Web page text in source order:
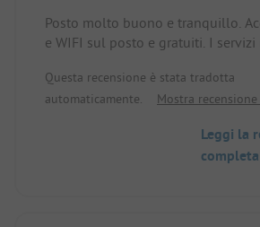
Posto molto buono e tranquillo.
e WIFI sul posto e gratuiti. I
settembre 2025 per 2 persone 20€
Questa recensione è stata tradotta
automaticamente.
Mostra
Leggi la
completa